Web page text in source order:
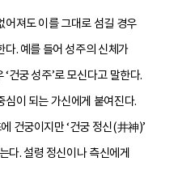
어져도 이를 그대로 섬길 경우
다. 예를 들어 성주의 신체가
건궁 성주’로 모신다고 말한다.
심이 되는 가신에게 붙여진다.
건궁이지만 ‘건궁 정신(井神)’
다. 설령 정신이나 측신에게